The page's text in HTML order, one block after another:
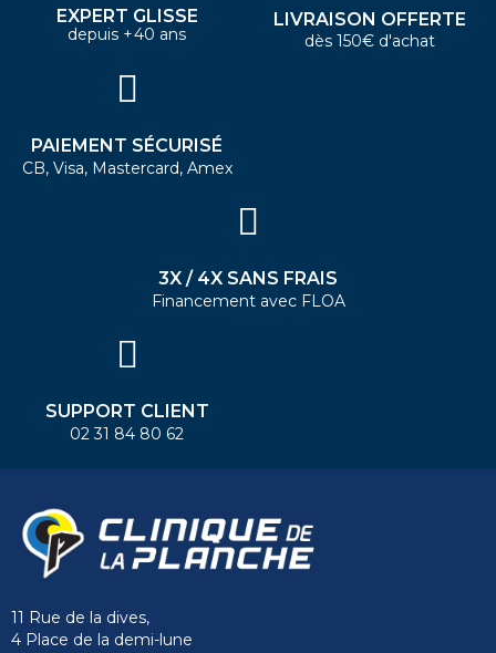
EXPERT GLISSE
depuis +40 ans
LIVRAISON OFFERTE
dès 150€ d'achat
PAIEMENT SÉCURISÉ
CB, Visa, Mastercard, Amex
3X / 4X SANS FRAIS
Financement avec FLOA
SUPPORT CLIENT
02 31 84 80 62
11 Rue de la dives,
4 Place de la demi-lune